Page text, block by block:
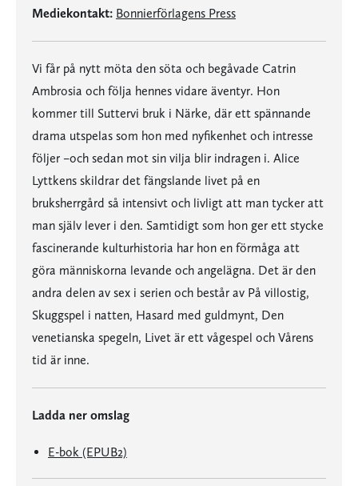
Mediekontakt: Bonnierförlagens Press
Vi får på nytt möta den söta och begåvade Catrin
Ambrosia och följa hennes vidare äventyr. Hon
kommer till Suttervi bruk i Närke, där ett spännande
drama utspelas som hon med nyfikenhet och intresse
följer –och sedan mot sin vilja blir indragen i. Alice
Lyttkens skildrar det fängslande livet på en
bruksherrgård så intensivt och livligt att man tycker att
man själv lever i den. Samtidigt som hon ger ett stycke
fascinerande kulturhistoria har hon en förmåga att
göra människorna levande och angelägna. Det är den
andra delen av sex i serien och består av På villostig,
Skuggspel i natten, Hasard med guldmynt, Den
venetianska spegeln, Livet är ett vågespel och Vårens
tid är inne.
Ladda ner omslag
E-bok (EPUB2)